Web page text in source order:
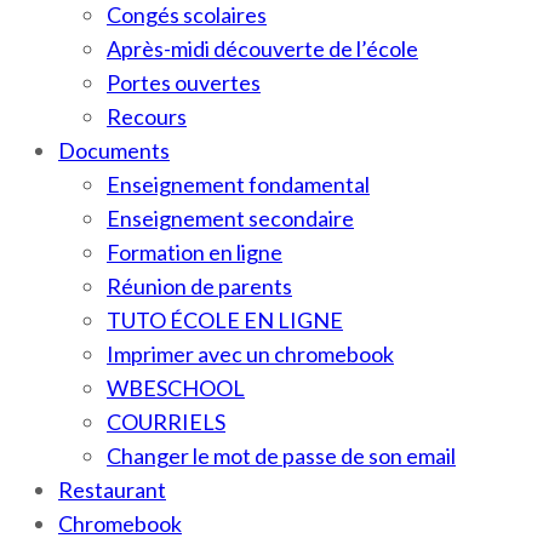
Congés scolaires
Après-midi découverte de l’école
Portes ouvertes
Recours
Documents
Enseignement fondamental
Enseignement secondaire
Formation en ligne
Réunion de parents
TUTO ÉCOLE EN LIGNE
Imprimer avec un chromebook
WBESCHOOL
COURRIELS
Changer le mot de passe de son email
Restaurant
Chromebook